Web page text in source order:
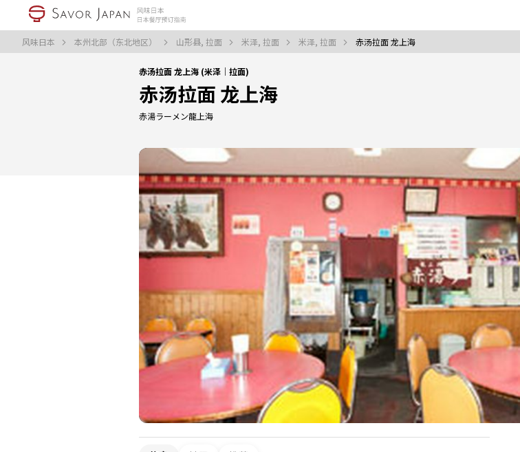
风味日本 本州北部（东北地区） 山形县, 拉面 米泽, 拉面 米泽, 拉面 赤汤拉面 龙上海
赤汤拉面 龙上海 (米泽｜拉面)
赤汤拉面 龙上海
赤湯ラーメン龍上海